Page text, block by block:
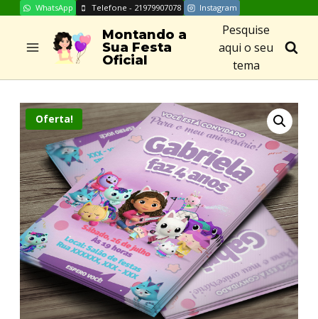
Skip
content
WhatsApp Telefone - 21979907078 Instagram
Montando a
Sua Festa
Oficial
Pesquise
aqui o seu
tema
Oferta!